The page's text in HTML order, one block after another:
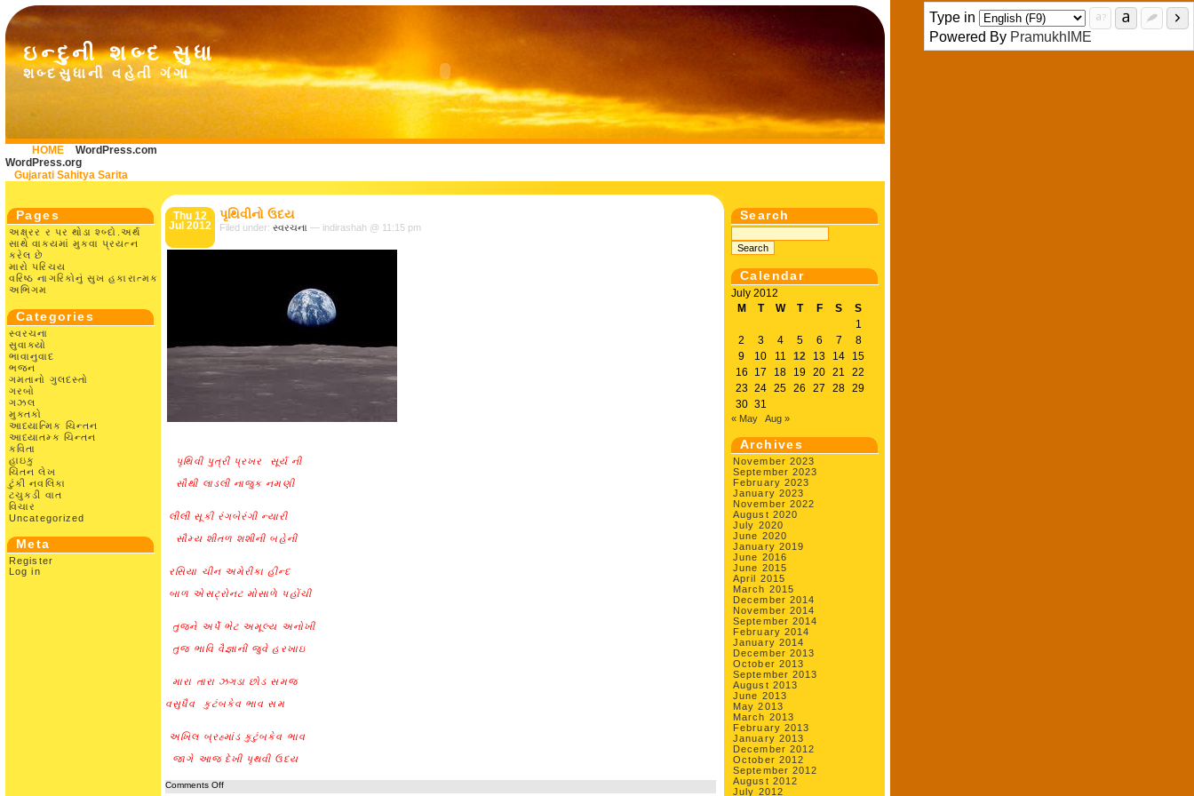
ઇન્દુની શબ્દ સુધા
શબ્દસુધાની વહેતી ગંગા
HOME
WordPress.com
WordPress.org
Gujarati Sahitya Sarita
Pages
અક્ષ્રર ર પર થોડા શ્બ્દો.અર્થ
સાથે વાક્યમાં મુકવા પ્રયત્ન
કરેલ છે
મારો પરિચય
વરિષ્ઠ નાગરિકોનું સુખ હકારાત્મક
અભિગમ
Categories
સ્વરચના
સુવાક્યો
ભાવાનુવાદ
ભજન
ગમતાનો ગુલદસ્તો
ગરબો
ગઝલ
મુક્તકો
આધ્યાત્મિક ચિન્તન
આધ્યાતમ્ક ચિન્તન
કવિતા
હાઇકુ
ચિંતન લેખ
ટુંકી નવલિકા
ટચુકડી વાત
વિચાર
Uncategorized
Meta
Register
Log in
Search
Calendar
July 2012
M
T W T F S
S
1
2
3 4 5 6 7
8
9
10 11 12 13 14
15
16
17 18 19 20 21
22
23 24 25 26 27 28 29
30 31
« May Aug »
Archives
November 2023
September 2023
February 2023
January 2023
November 2022
August 2020
July 2020
June 2020
January 2019
June 2016
June 2015
April 2015
March 2015
December 2014
November 2014
September 2014
February 2014
January 2014
December 2013
October 2013
September 2013
August 2013
June 2013
May 2013
March 2013
February 2013
January 2013
December 2012
October 2012
September 2012
August 2012
July 2012
Thu 12
Jul 2012
પૃથિવીનો ઉદય
Filed under: સ્વરચના — indirashah @ 11:15 pm
પૃથિવી પુત્રી પ્રખર સૂર્ય ની
સૌથી લાડલી નાજુક નમણી
લીલી સૂકી રંગબેરંગી ન્યારી
સૌમ્ય શીતળ શશીની બહેની
રસિયા ચીન અમેરીકા હીન્દ
બાળ એસટ્રોનટ મોસાળે પહોંચી
તુજને અર્પે ભેટ અમૂલ્ય અનોખી
તુજ ભાવિ વૈજ્ઞાની જુવે હરખાઇ
મારા તારા ઝગડા છોડ સમજ
વસુધૈવ કુટંબકેવ ભાવ સમ
અખિલ બ્રહ્માંડ કુટુંબકેવ ભાવ
જાગે આજ દેખી પૃથવી ઉદય
Comments Offon
પૃથિવીનો
Type in
Powered By PramukhIME